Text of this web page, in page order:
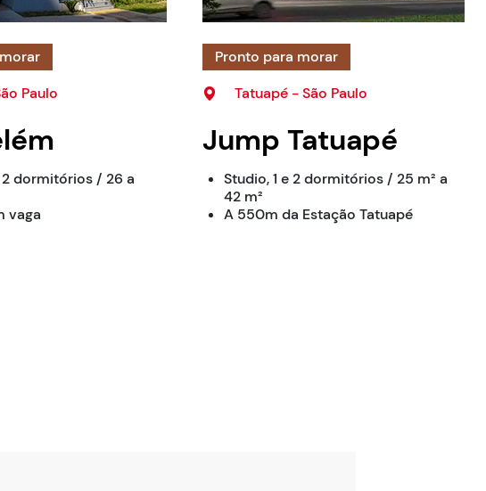
Paulo
2 dormitórios / 26 a
vaga
Pronto para morar
Tatuapé - São Paulo
Jump Tatuapé
Studio, 1 e 2 dormitórios / 25 m² a
42 m²
A 550m da Estação Tatuapé